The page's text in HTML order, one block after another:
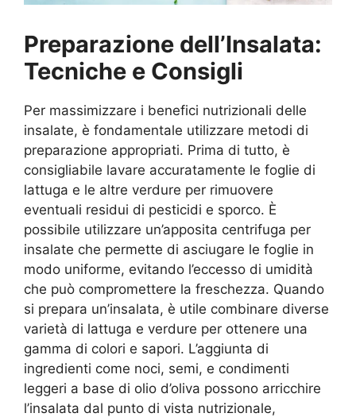
Preparazione dell’Insalata:
Tecniche e Consigli
Per massimizzare i benefici nutrizionali delle
insalate, è fondamentale utilizzare metodi di
preparazione appropriati. Prima di tutto, è
consigliabile lavare accuratamente le foglie di
lattuga e le altre verdure per rimuovere
eventuali residui di pesticidi e sporco. È
possibile utilizzare un’apposita centrifuga per
insalate che permette di asciugare le foglie in
modo uniforme, evitando l’eccesso di umidità
che può compromettere la freschezza. Quando
si prepara un’insalata, è utile combinare diverse
varietà di lattuga e verdure per ottenere una
gamma di colori e sapori. L’aggiunta di
ingredienti come noci, semi, e condimenti
leggeri a base di olio d’oliva possono arricchire
l’insalata dal punto di vista nutrizionale,